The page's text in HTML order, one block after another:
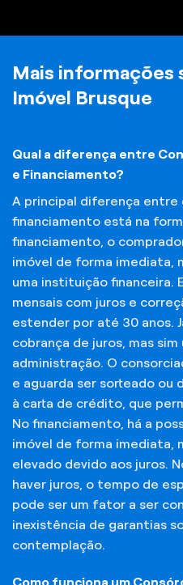
Mais informações
Imóvel Brusque
Qual a diferença entre
e Financiamento?
A principal diferença entre
financiamento está na
financiamento, o
imóvel de forma imediata,
uma instituição financeira.
mensais com juros e
estender por até 30 anos.
cobrança de juros, mas sim
administração. O
e aguarda ser sorteado ou
à carta de crédito, que
No financiamento, há a
imóvel de forma imediata,
elevado devido aos juros.
haver juros, o tempo de
pode ser um fator a ser
inexistência de garantias
contemplação.